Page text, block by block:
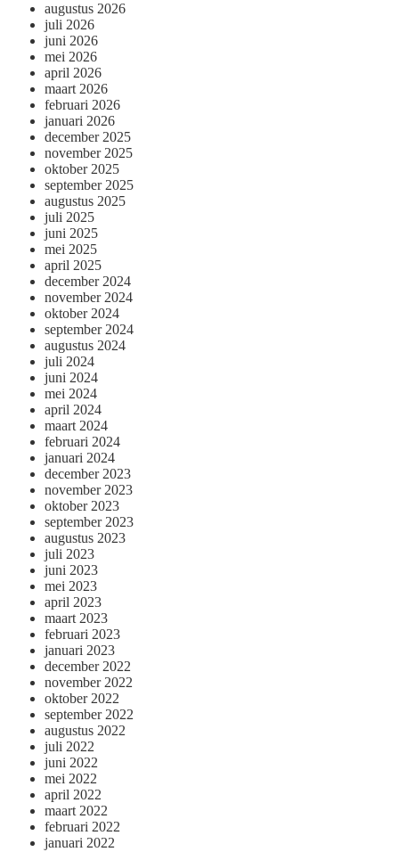
augustus 2026
juli 2026
juni 2026
mei 2026
april 2026
maart 2026
februari 2026
januari 2026
december 2025
november 2025
oktober 2025
september 2025
augustus 2025
juli 2025
juni 2025
mei 2025
april 2025
december 2024
november 2024
oktober 2024
september 2024
augustus 2024
juli 2024
juni 2024
mei 2024
april 2024
maart 2024
februari 2024
januari 2024
december 2023
november 2023
oktober 2023
september 2023
augustus 2023
juli 2023
juni 2023
mei 2023
april 2023
maart 2023
februari 2023
januari 2023
december 2022
november 2022
oktober 2022
september 2022
augustus 2022
juli 2022
juni 2022
mei 2022
april 2022
maart 2022
februari 2022
januari 2022